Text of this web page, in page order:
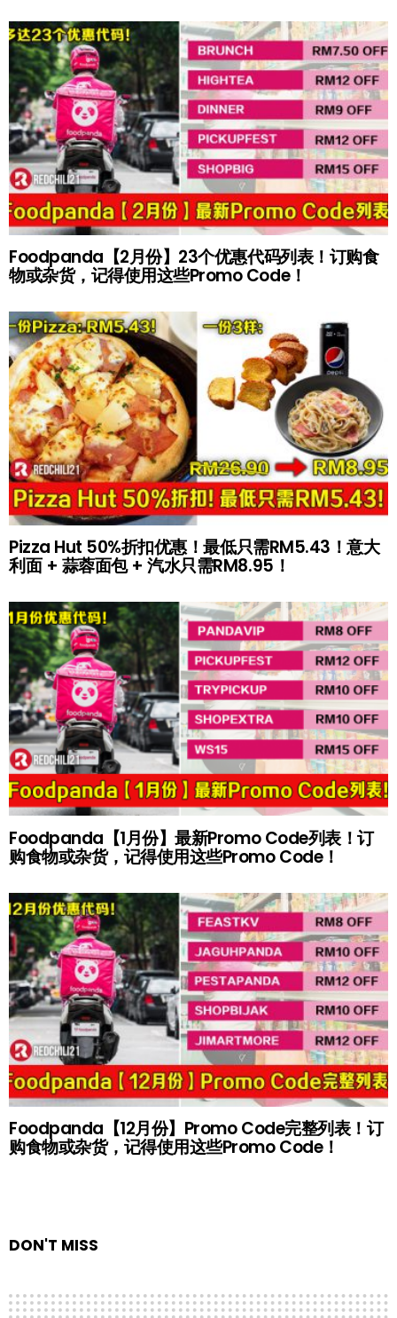
Foodpanda【2月份】23个优惠代码列表！订购食
物或杂货，记得使用这些Promo Code！
Pizza Hut 50%折扣优惠！最低只需RM5.43！意大
利面 + 蒜蓉面包 + 汽水只需RM8.95！
Foodpanda【1月份】最新Promo Code列表！订
购食物或杂货，记得使用这些Promo Code！
Foodpanda【12月份】Promo Code完整列表！订
购食物或杂货，记得使用这些Promo Code！
DON'T MISS